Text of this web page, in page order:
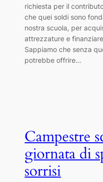
richiesta per il
che quei soldi sono
nostra scuola, per
attrezzature e
Sappiamo che senza
potrebbe offrire…
Campestre
giornata di
sorrisi